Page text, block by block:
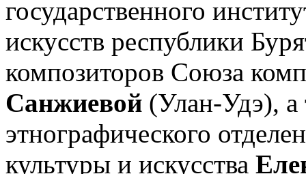
государственного
искусств республики
композиторов Союза
Санжиевой (Улан-Удэ),
этнографического
культуры и искусства